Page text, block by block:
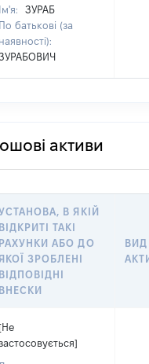
Ім'я:
ЗУРАБ
По батькові (за
наявності):
активи
В ЯКІЙ
ВІДКРИТІ ТАКІ
РАХУНКИ АБО ДО
ЗРОБЛЕНІ
ВІДПОВІДНІ
ВНЕСКИ
ВИД
[Не